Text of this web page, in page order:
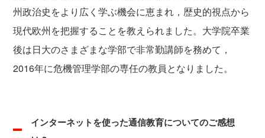
州政治史をより広く学ぶ機会に恵まれ，歴史的視点から
現代欧州を把握することを教えられました。大学院卒業
後は日大のさまざまな学部で非常勤講師を務めて，
2016年に危機管理学部の専任の教員となりました。
インターネットを使った通信教育についてのご感想